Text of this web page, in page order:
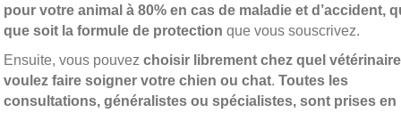
pour votre animal à 80% en cas de maladie et d’accident,
que soit la formule de protection que vous souscrivez.
Ensuite, vous pouvez choisir librement chez quel
voulez faire soigner votre chien ou chat. Toutes les
consultations, généralistes ou spécialistes, sont prises en